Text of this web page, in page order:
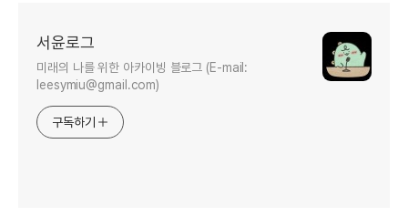
서윤로그
미래의 나를 위한 아카이빙 블로그 (E-mail:
leesymiu@gmail.com)
구독하기